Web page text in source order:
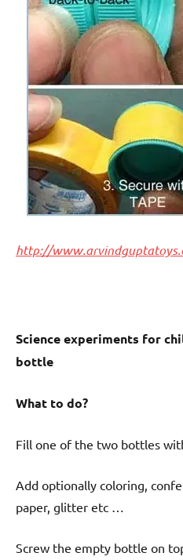
http://
Science experiments for
bottle
What to do?
Fill one of the two bottles
Add optionally coloring,
paper, glitter etc …
Screw the empty bottle on